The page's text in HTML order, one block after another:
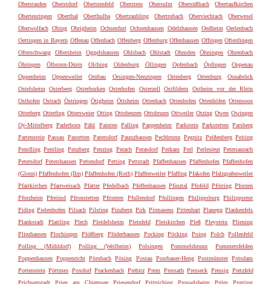
Oberstaufen
Oberstdorf Oberstenfeld Oberstreu Obersulm Obersüßbach
Obertaufkirchen
Oberteuringen
Oberthal Oberthulba Obertraubling Obertrubach Oberviechtach
Oberwesel
Oberwolfach Obing Obrigheim Ochsenfurt Ochsenhausen Odelzhausen Oedheim Oerlenbach
Oettingen in Bayern Offenau Offenbach Offenberg Offenburg Offenhausen Offingen Ofterdingen
Ofterschwang
Oftersheim Oggelshausen Ohlsbach Ohlstadt Ohmden Öhningen
Ohrenbach
Öhringen
Ölbronn-Dürrn Olching Oldenburg Öllingen Opfenbach Öpfingen
Oppenau
Oppenheim
Oppenweiler Ornbau Orsingen-Nenzingen Ortenberg Ortenburg
Osnabrück
Ostelsheim
Osterberg Osterburken Osterhofen Osterzell Ostfildern
Ostheim vor der Rhön
Osthofen Ostrach Östringen Ötigheim Ötisheim Ottenbach Ottenhofen Ottenhöfen Ottensoos
Otterberg Otterfing Ottersweier Otting Ottobeuren Ottobrunn Ottweiler Otzing Owen Owingen
Oy-Mittelberg Paderborn Pähl Painten Palling Pappenheim Parkstein Parkstetten Parsberg
Partenstein Passau Pastetten Patersdorf Paunzhausen Pechbrunn Pegnitz Peißenberg Peiting
Pemfling Pentling Penzberg Penzing Perach Perasdorf Perkam Perl Perlesreut Petersaurach
Petersdorf Petershausen Pettendorf Petting Pettstadt Pfaffenhausen Pfaffenhofen Pfaffenhofen
(Glonn) Pfaffenhofen (Ilm) Pfaffenhofen (Roth) Pfaffenweiler Pfaffing Pfakofen Pfalzgrafenweiler
Pfarrkirchen Pfarrweisach Pfatter Pfedelbach Pfeffenhausen Pfinztal Pfofeld Pförring Pforzen
Pforzheim
Pfreimd Pfronstetten Pfronten Pfullendorf Pfullingen Philippsburg Philippsreut
Piding Pielenhofen Pilsach Pilsting Pinzberg Pirk Pirmasens Pittenhart Planegg Plankenfels
Plankstadt
Plattling Plech Pleidelsheim Pleinfeld Pleiskirchen Pleß Pleystein
Pliening
Pliezhausen
Plochingen Plößberg Plüderhausen Pocking Pöcking Poing Polch
Pollenfeld
Polling (Mühldorf)
Polling (Weilheim) Polsingen Pommelsbrunn
Pommersfelden
Poppenhausen Poppenricht Pörnbach Pösing Postau Postbauer-Heng Postmünster Potsdam
Pottenstein Pöttmes Poxdorf Prackenbach Prebitz Prem Pressath Presseck Pressig Pretzfeld
Prichsenstadt
Prien am Chiemsee Priesendorf Prittriching Prosselsheim Prüm
Prutting